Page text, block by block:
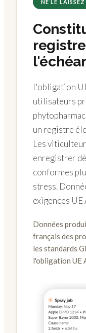
NE LE
L'obligation
utilisateurs
un registre
Les
enregistrer
conformes
stress.
exigences UE
Données
français des
les standards
l'obligation UE